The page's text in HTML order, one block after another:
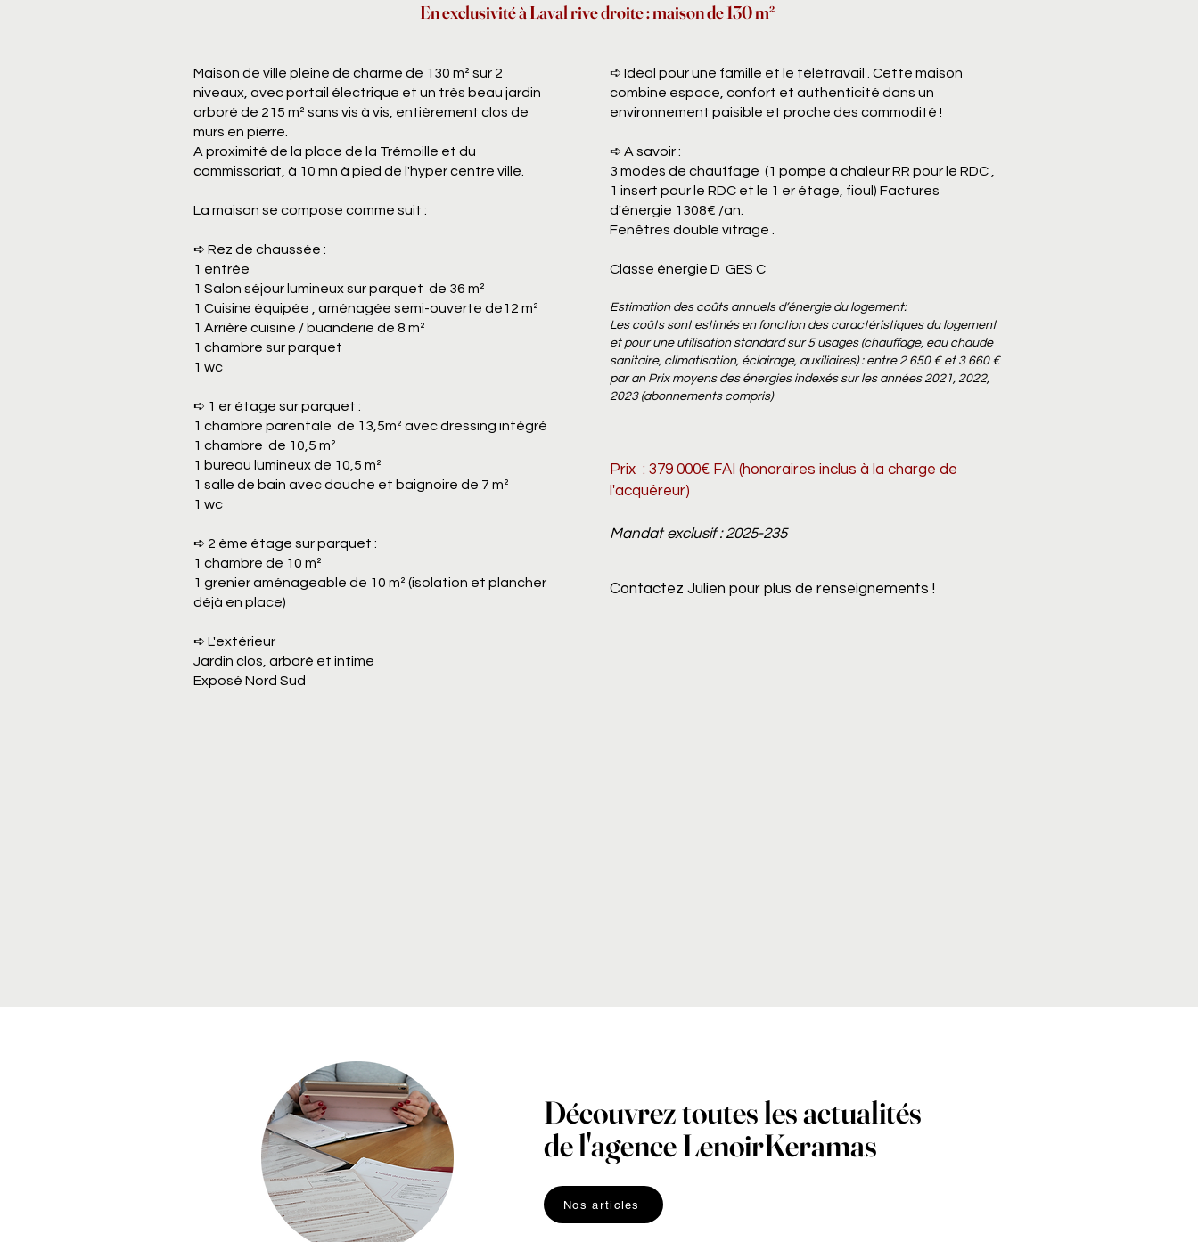
En exclusivité à Laval rive droite : maison de 130 m²
Maison de ville pleine de charme de 130 m² sur 2
niveaux, avec portail électrique et un très beau jardin
arboré de 215 m² sans vis à vis, entièrement clos de
murs en pierre.
A proximité de la place de la Trémoille et du
commissariat, à 10 mn à pied de l'hyper centre ville.
La maison se compose comme suit :
➪ Rez de chaussée :
1 entrée
1 Salon séjour lumineux sur parquet de 36 m²
​1 Cuisine équipée , aménagée semi-ouverte de12 m²
1 Arrière cuisine / buanderie de 8 m²
1 chambre sur parquet
1 wc
➪ 1 er étage sur parquet :
1 chambre parentale de 13,5m² avec dressing intégré
1 chambre de 10,5 m²
1 bureau lumineux de 10,5 m²
1 salle de bain avec douche et baignoire de 7 m²
1 wc
➪ 2 ème étage sur parquet :
1 chambre de 10 m²
1 grenier aménageable de 10 m² (isolation et plancher
déjà en place)
➪ L'extérieur
Jardin clos, arboré et intime
Exposé Nord Sud
➪ Idéal pour une famille et le télétravail . Cette maison
combine espace, confort et authenticité dans un
environnement paisible et proche des commodité !
➪ A savoir:
3 modes de chauffage (1 pompe à chaleur RR pour le RDC ,
1 insert pour le RDC et le 1 er étage, fioul) Factures
d'énergie 1308€ /an.
Fenêtres double vitrage .
Classe énergie D GES C
Estimation des coûts annuels d’énergie du logement:
Les coûts sont estimés en fonction des caractéristiques du logement
et pour une utilisation standard sur 5 usages (chauffage, eau chaude
sanitaire, climatisation, éclairage, auxiliaires) : entre 2 650 € et 3 660 €
par an Prix moyens des énergies indexés sur les années 2021, 2022,
2023 (abonnements compris)
Prix : 379 000€ FAI (honoraires inclus à la charge de
l'acquéreur)
Mandat exclusif : 2025-235
Contactez Julien pour plus de renseignements !
Découvrez toutes les actualités
de l'agence LenoirKeramas
Nos articles